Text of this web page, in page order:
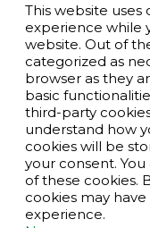
This website
experience while
website. Out of
categorized as
browser as they
basic
third-party
understand how
cookies will be
your consent.
of these cookies.
cookies may
experience.